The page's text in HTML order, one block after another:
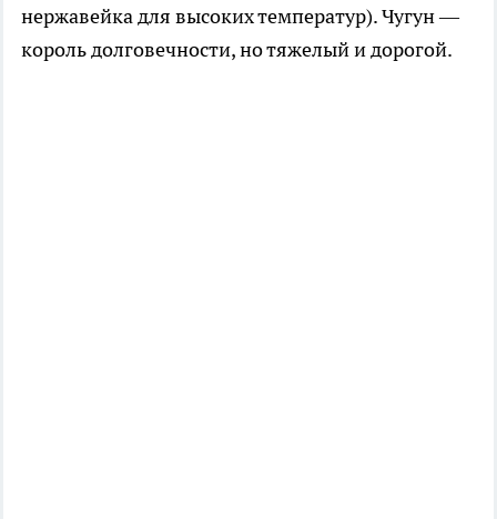
нержавейка для высоких температур). Чугун —
король долговечности, но тяжелый и дорогой.